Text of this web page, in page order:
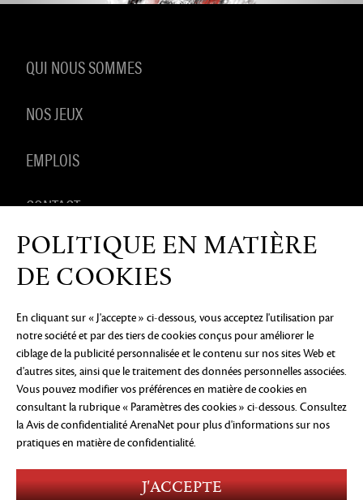
QUI NOUS SOMMES
NOS JEUX
EMPLOIS
CONTACT
PRODUITS DÉRIVÉS
AVIS DE CONFIDENTIALITÉ MENTIONS LÉGALES
PAS VENDRE OU PARTAGER MES INFORMATIONS
PERSONNELLES
PRÉFÉRENCES COOKIE
©2026 ArenaNet, LLC. Tous droits réservés. Toutes
les marques déposées sont la propriété de leurs
propriétaires respectifs.
Language
Use of Alcohol
Violence
POLITIQUE EN MATIÈRE
DE COOKIES
En cliquant sur « J'accepte » ci-dessous, vous acceptez l'utilisation par
notre société et par des tiers de cookies conçus pour améliorer le
ciblage de la publicité personnalisée et le contenu sur nos sites Web et
d'autres sites, ainsi que le traitement des données personnelles associées.
Vous pouvez modifier vos préférences en matière de cookies en
consultant la rubrique « Paramètres des cookies » ci-dessous. Consultez
la Avis de confidentialité ArenaNet pour plus d'informations sur nos
pratiques en matière de confidentialité.
J'ACCEPTE